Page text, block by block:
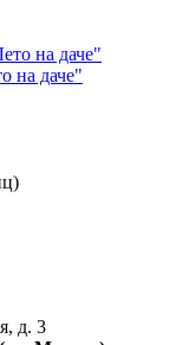
на даче"
д. 3